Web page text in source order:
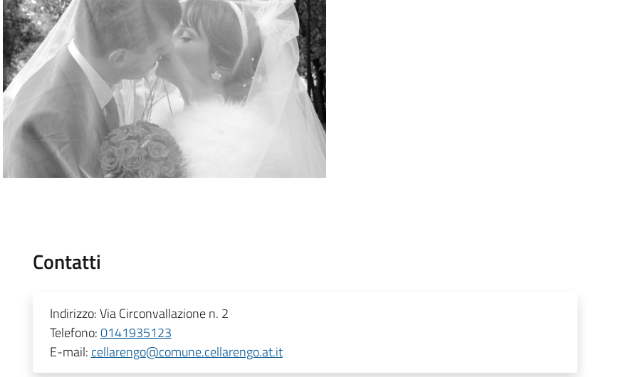
Contatti
Indirizzo:Via Circonvallazione n. 2
Telefono:0141935123
E-mail: cellarengo@comune.cellarengo.at.it